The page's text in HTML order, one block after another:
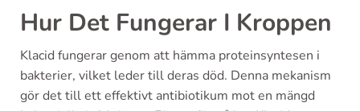
Hur Det Fungerar I Kroppen
Klacid fungerar genom att hämma proteinsyntesen i
bakterier, vilket leder till deras död. Denna mekanism
gör det till ett effektivt antibiotikum mot en mängd